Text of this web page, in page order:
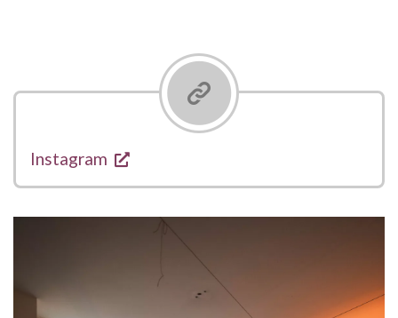
Liens
Instagram s'ouvre dans une nouvelle fenêtre